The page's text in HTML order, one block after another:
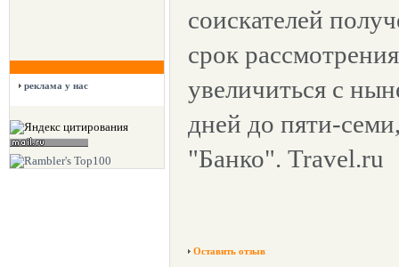
реклама у нас
соискателей
срок
увеличиться с
дней до пяти-
"Банко". Travel.ru
Оставить отзыв